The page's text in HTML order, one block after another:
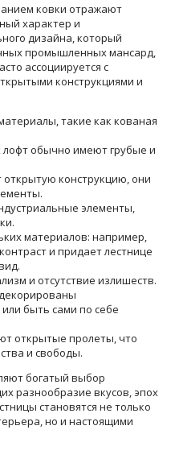
ковки отражают
характер и
дизайна, который
промышленных мансард,
ассоциируется с
конструкциями и
такие как кованая
лофт обычно имеют грубые и
конструкцию, они
элементы,
материалов: например,
и придает лестнице
и отсутствие излишеств.
быть сами по себе
открытые пролеты, что
и свободы.
богатый выбор
разнообразие вкусов, эпох
становятся не только
но и настоящими